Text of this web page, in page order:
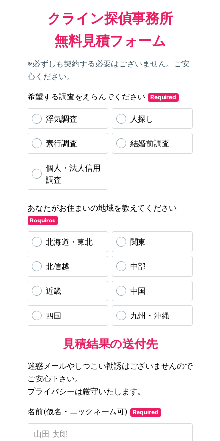
クライン探偵事務所
無料見積フォーム
※必ずしも契約する必要はございません。ご安
心ください。
希望する調査をえらんでください Required
浮気調査 人探し
素行調査 結婚前調査
個人・法人信用
調査
あなたがお住まいの地域を教えてください
Required
北海道・東北 関東
北信越 中部
近畿 中国
四国 九州・沖縄
見積結果の送付先
迷惑メールやしつこい勧誘はございませんので
ご安心下さい。
プライバシーは厳守いたします。
名前(仮名・ニックネーム可) Required